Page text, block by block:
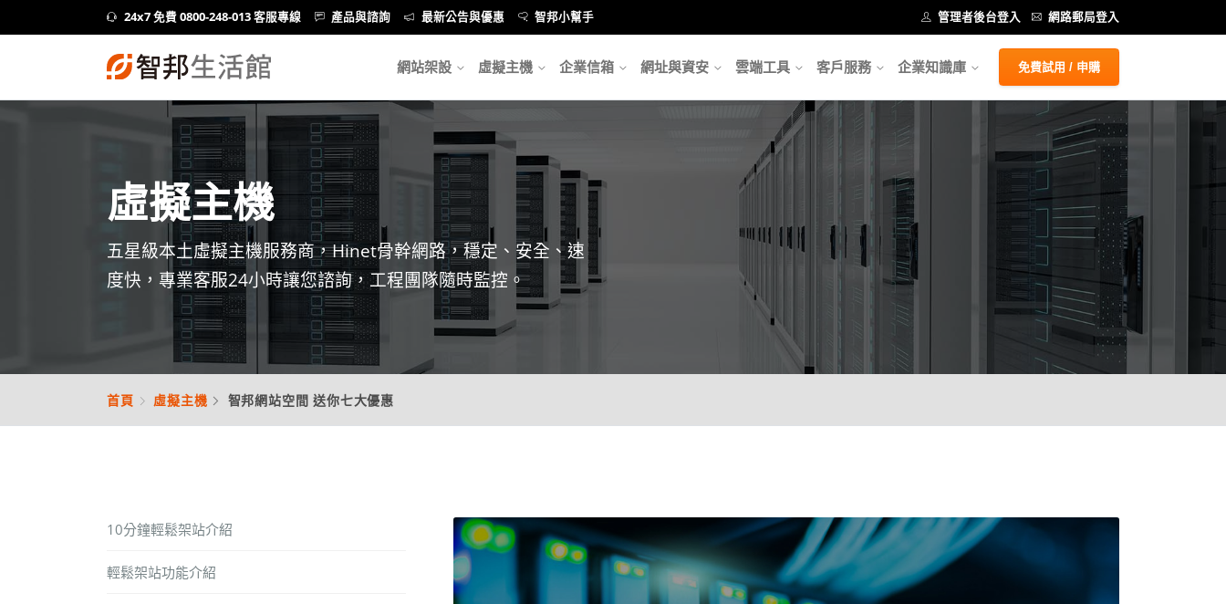
24x7 免費 0800-248-013 客服專線 產品與諮詢 最新公告與優惠 智邦小幫手 管理者後台登入 網路郵局登入
網站架設 虛擬主機 企業信箱 網址與資安 雲端工具 客戶服務 企業知識庫 免費試用 / 申購
虛擬主機
五星級本土虛擬主機服務商，Hinet骨幹網路，穩定、安全、速
度快，專業客服24小時讓您諮詢，工程團隊隨時監控。
首頁 虛擬主機 智邦網站空間 送你七大優惠
10分鐘輕鬆架站介紹
輕鬆架站功能介紹